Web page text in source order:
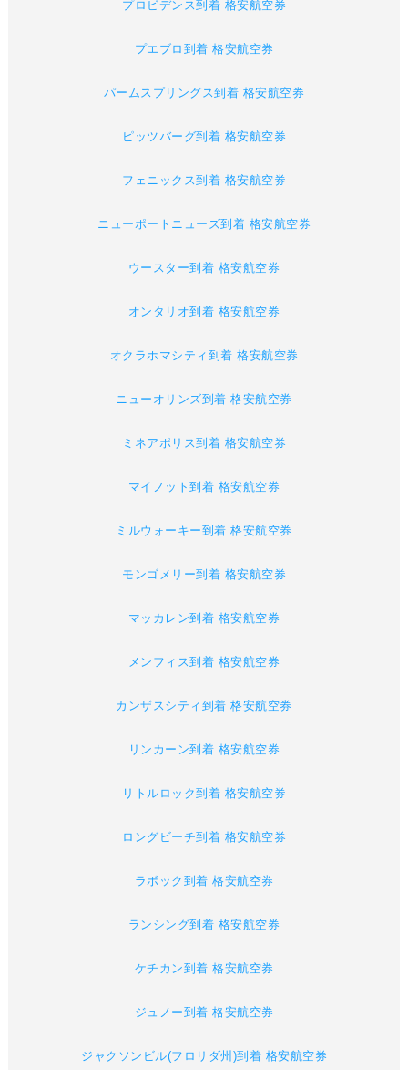
プロビデンス到着 格安航空券
プエブロ到着 格安航空券
パームスプリングス到着 格安航空券
ピッツバーグ到着 格安航空券
フェニックス到着 格安航空券
ニューポートニューズ到着 格安航空券
ウースター到着 格安航空券
オンタリオ到着 格安航空券
オクラホマシティ到着 格安航空券
ニューオリンズ到着 格安航空券
ミネアポリス到着 格安航空券
マイノット到着 格安航空券
ミルウォーキー到着 格安航空券
モンゴメリー到着 格安航空券
マッカレン到着 格安航空券
メンフィス到着 格安航空券
カンザスシティ到着 格安航空券
リンカーン到着 格安航空券
リトルロック到着 格安航空券
ロングビーチ到着 格安航空券
ラボック到着 格安航空券
ランシング到着 格安航空券
ケチカン到着 格安航空券
ジュノー到着 格安航空券
ジャクソンビル(フロリダ州)到着 格安航空券